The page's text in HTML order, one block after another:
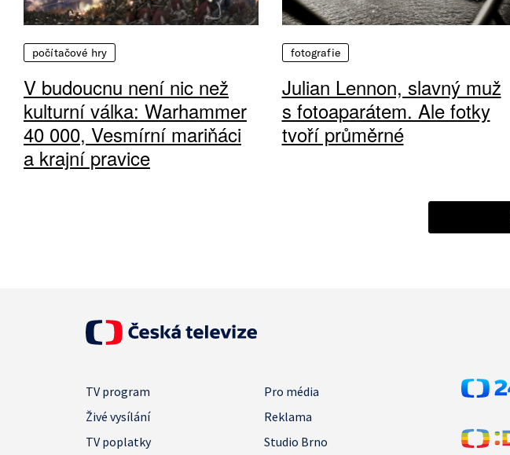
počítačové hry
V budoucnu není nic než
kulturní válka: Warhammer
40 000, Vesmírní mariňáci
a krajní pravice
fotografie
Julian Lennon, slavný muž
s fotoaparátem. Ale fotky
tvoří průměrné
TV program
Pro média
Živé vysílání
Reklama
TV poplatky
Studio Brno